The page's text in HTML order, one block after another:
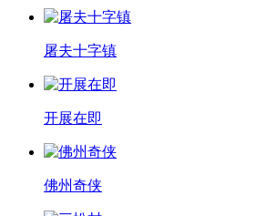
屠夫十字镇
开展在即
佛州奇侠